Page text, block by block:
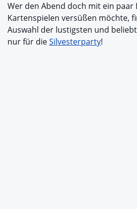
Wer den Abend doch mit ein paar
Kartenspielen versüßen möchte,
Auswahl der lustigsten und
nur für dieSilvesterparty!